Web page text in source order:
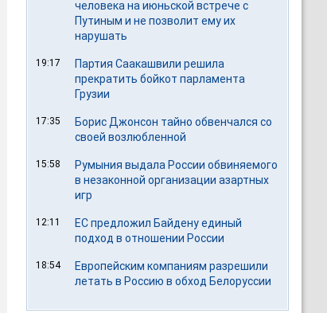
человека на июньской встрече с
Путиным и не позволит ему их
нарушать
19:17
Партия Саакашвили решила
прекратить бойкот парламента
Грузии
17:35
Борис Джонсон тайно обвенчался со
своей возлюбленной
15:58
Румыния выдала России обвиняемого
в незаконной организации азартных
игр
12:11
ЕС предложил Байдену единый
подход в отношении России
18:54
Европейским компаниям разрешили
летать в Россию в обход Белоруссии